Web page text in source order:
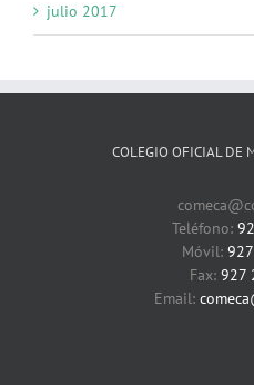
julio 2017
COLEGIO OFICIAL DE
Teléfono:
Móvil:
Fax: 927
Email: